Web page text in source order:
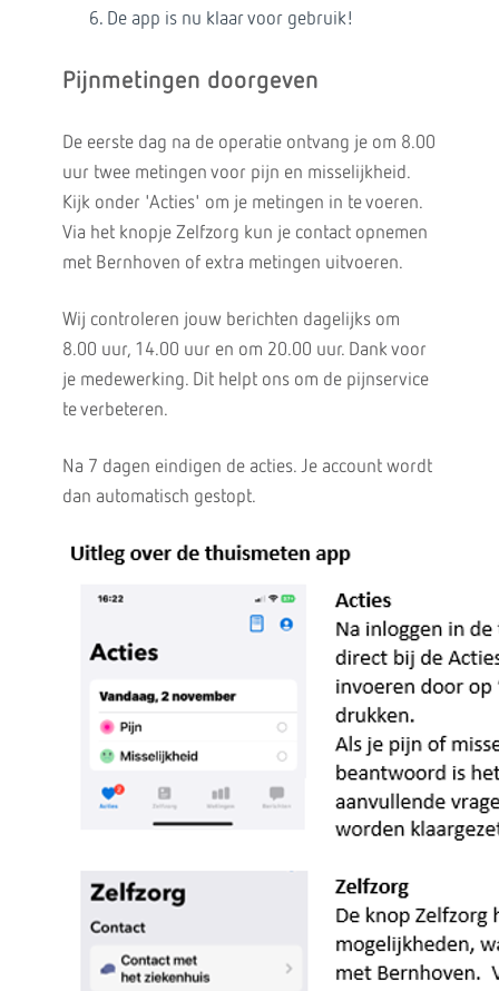
De app is nu klaar voor gebruik!
Pijnmetingen doorgeven
De eerste dag na de operatie ontvang je om 8.00
uur twee metingen voor pijn en misselijkheid.
Kijk onder 'Acties' om je metingen in te voeren.
Via het knopje Zelfzorg kun je contact opnemen
met Bernhoven of extra metingen uitvoeren.
Wij controleren jouw berichten dagelijks om
8.00 uur, 14.00 uur en om 20.00 uur. Dank voor
je medewerking. Dit helpt ons om de pijnservice
te verbeteren.
Na 7 dagen eindigen de acties. Je account wordt
dan automatisch gestopt.